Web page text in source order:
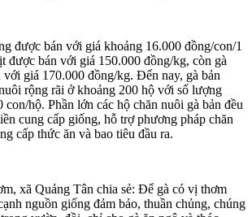
được bán với giá khoảng 16.000 đồng/con/1
được bán với giá 150.000 đồng/kg, còn gà
giá 170.000 đồng/kg. Đến nay, gà bản
rộng rãi ở khoảng 200 hộ với số lượng
hộ. Phần lớn các hộ chăn nuôi gà bản đều
cung cấp giống, hỗ trợ phương pháp chăn
cấp thức ăn và bao tiêu đầu ra.
xã Quảng Tân chia sẻ: Để gà có vị thơm
nguồn giống đảm bảo, thuần chủng, chúng